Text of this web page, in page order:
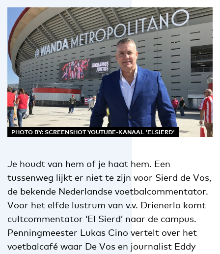
PHOTO BY: SCREENSHOT YOUTUBE-KANAAL 'ELSIERD'
Je houdt van hem of je haat hem. Een
tussenweg lijkt er niet te zijn voor Sierd de Vos,
de bekende Nederlandse voetbalcommentator.
Voor het elfde lustrum van v.v. Drienerlo komt
cultcommentator ‘El Sierd’ naar de campus.
Penningmeester Lukas Cino vertelt over het
voetbalcafé waar De Vos en journalist Eddy